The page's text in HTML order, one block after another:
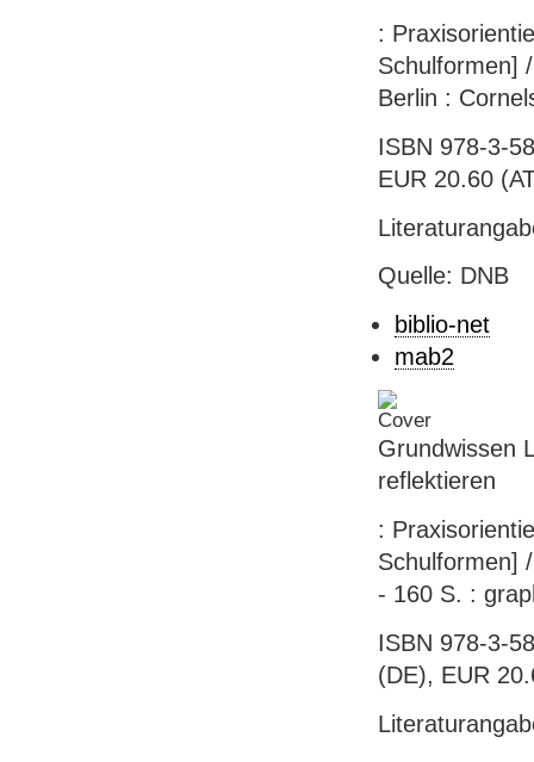
:
Schulformen]
Berlin :
ISBN 978-3-
EUR 20.60
Quelle: DNB
biblio-net
mab2
Grundwissen
reflektieren
:
Schulformen]
- 160 S. :
ISBN 978-3-
(DE), EUR